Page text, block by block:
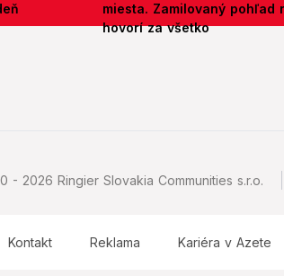
miesta. Zamilovaný pohľad
hovorí za všetko
- 2026 Ringier Slovakia Communities s.r.o.
Kontakt Reklama Kariéra v Azete